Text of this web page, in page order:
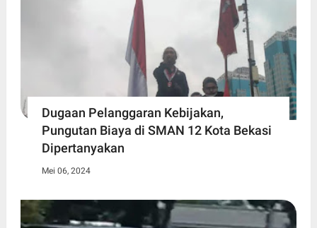
Dugaan Pelanggaran Kebijakan,
Pungutan Biaya di SMAN 12 Kota Bekasi
Dipertanyakan
Mei 06, 2024